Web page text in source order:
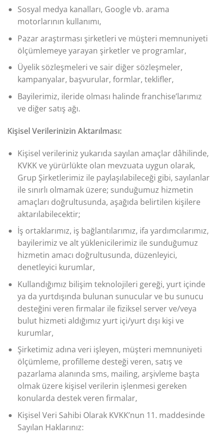
Sosyal medya kanalları, Google vb. arama
motorlarının kullanımı,
Pazar araştırması şirketleri ve müşteri memnuniyeti
ölçümlemeye yarayan şirketler ve programlar,
Üyelik sözleşmeleri ve sair diğer sözleşmeler,
kampanyalar, başvurular, formlar, teklifler,
Bayilerimiz, ileride olması halinde franchise’larımız
ve diğer satış ağı.
Kişisel Verilerinizin Aktarılması:
Kişisel verileriniz yukarıda sayılan amaçlar dâhilinde,
KVKK ve yürürlükte olan mevzuata uygun olarak,
Grup Şirketlerimiz ile paylaşılabileceği gibi, sayılanlar
ile sınırlı olmamak üzere; sunduğumuz hizmetin
amaçları doğrultusunda, aşağıda belirtilen kişilere
aktarılabilecektir;
İş ortaklarımız, iş bağlantılarımız, ifa yardımcılarımız,
bayilerimiz ve alt yüklenicilerimiz ile sunduğumuz
hizmetin amacı doğrultusunda, düzenleyici,
denetleyici kurumlar,
Kullandığımız bilişim teknolojileri gereği, yurt içinde
ya da yurtdışında bulunan sunucular ve bu sunucu
desteğini veren firmalar ile fiziksel server ve/veya
bulut hizmeti aldığımız yurt içi/yurt dışı kişi ve
kurumlar,
Şirketimiz adına veri işleyen, müşteri memnuniyeti
ölçümleme, profilleme desteği veren, satış ve
pazarlama alanında sms, mailing, arşivleme başta
olmak üzere kişisel verilerin işlenmesi gereken
konularda destek veren firmalar,
Kişisel Veri Sahibi Olarak KVKK’nun 11. maddesinde
Sayılan Haklarınız: